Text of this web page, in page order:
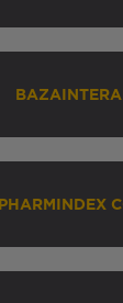
PHARMINDEX